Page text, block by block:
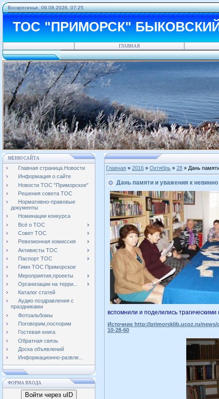
Воскресенье, 09.08.2026, 07:25
ТОС "ПРИМОРСК"
ГЛАВНАЯ
МЕНЮ САЙТА
Главная страница.Новости
Информация о сайте
Новости ТОС "Приморское"
Решения совета ТОС
Нормативно-правовые
документы
Номинации конкурса
Всё о ТОС
Совет ТОС
Ревизионная комиссия
Активисты ТОС
Паспорт ТОС
Гимн ТОС Приморское
Мероприятия,проекты
Организации на терри...
Каталог статей
Аудио поздравления с
праздниками
Фотоальбомы
Поговорим,поспорим
Гостевая книга
Обратная связь
Доска объявлений
Информационно-развле...
ФОРМА ВХОДА
Войти через uID
Главная » 2016 » Октябрь » 28 » Дань
Дань памяти и уважения к
вспомнили и поделились
Источник http://primorsklib.ucoz.ru/
10-28-60